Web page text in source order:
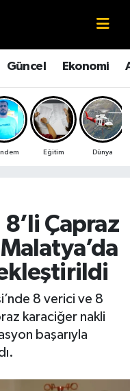
Güncel Ekonomi
Eğitim Dünya
Çapraz
8 verici ve 8
karaciğer nakli
başarıyla
Haritası